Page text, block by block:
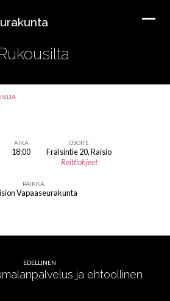
AIKA
18:00
OSOITE
Frälsintie 20, Raisio
Reittiohjeet
PAIKKA
Vapaaseurakunta
EDELLINEN
ja ehtoollinen